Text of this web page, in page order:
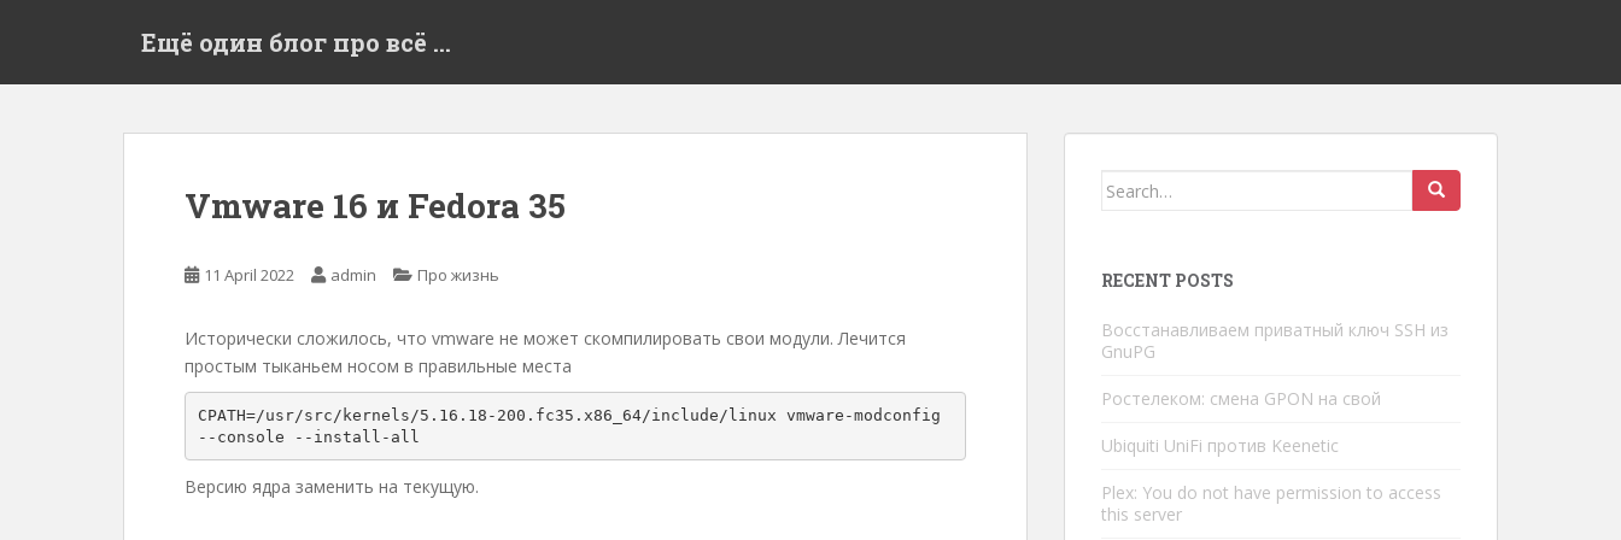
Ещё один блог про всё …
Vmware 16 и Fedora 35
11 April 2022 admin Про жизнь
Исторически сложилось, что vmware не может скомпилировать свои модули. Лечится
простым тыканьем носом в правильные места
CPATH=/usr/src/kernels/5.16.18-200.fc35.x86_64/include/linux vmware-modconfig
Версию ядра заменить на текущую.
Search
RECENT POSTS
Восстанавливаем приватный ключ SSH из
GnuPG
Ростелеком: смена GPON на свой
Ubiquiti UniFi против Keenetic
Plex: You do not have permission to access
this server